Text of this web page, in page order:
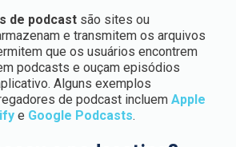
de podcastsão sites ou
e transmitem os arquivos
que os usuários encontrem
podcasts e ouçam episódios
Alguns exemplos
de podcast incluem Apple
e Google Podcasts.